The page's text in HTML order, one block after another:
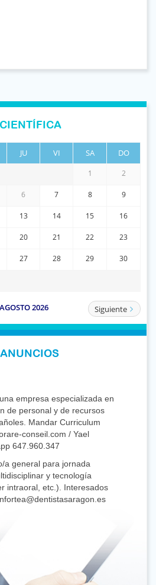
empresa especializada en
de personal y de recursos
Mandar Curriculum
conseil.com / Yael
647.960.347
a general para jornada
y tecnología
intraoral, etc.). Interesados
de ampliar. Clínica familiar.
680.468.183.
generalista para colaborar.
Incorporación flexible.